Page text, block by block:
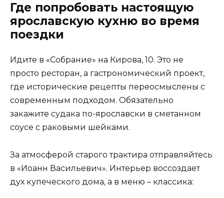
Где попробовать настоящую
ярославскую кухню во время
поездки
Идите в «Собрание» на Кирова, 10. Это не
просто ресторан, а гастрономический проект,
где исторические рецепты переосмыслены с
современным подходом. Обязательно
закажите судака по-ярославски в сметанном
соусе с раковыми шейками.
За атмосферой старого трактира отправляйтесь
в «Иоанн Васильевич». Интерьер воссоздает
дух купеческого дома, а в меню – классика: